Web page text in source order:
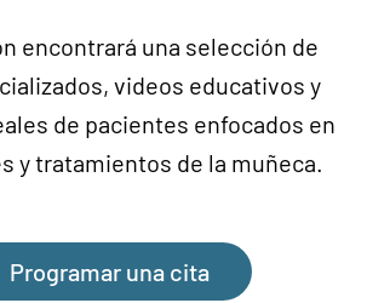
encontrará una selección de
videos educativos y
de pacientes enfocados en
y tratamientos de la muñeca.
Programar una cita